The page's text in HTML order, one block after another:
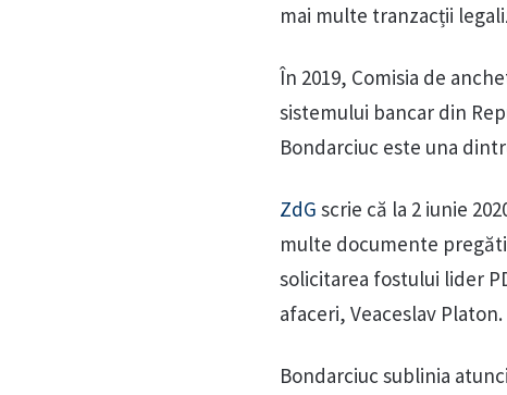
mai multe tranzacții
În 2019, Comisia de
sistemului bancar din
Bondarciuc este una
ZdG scrie că la 2 iunie
multe documente
solicitarea fostului lider
afaceri, Veaceslav Platon.
Bondarciuc sublinia